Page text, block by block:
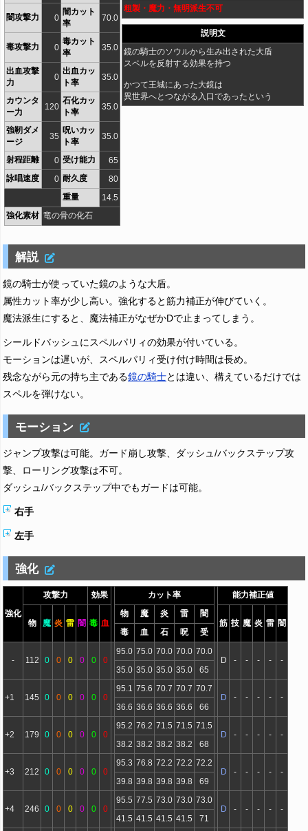
闇攻撃力 0
闇カット
率
70.0
毒攻撃力 0
毒カット
率
35.0
出血攻撃
力
0
出血カッ
ト率
35.0
カウンタ
ー力
120
石化カッ
ト率
35.0
強靭ダメ
ージ
35
呪いカッ
ト率
35.0
射程距離 0 受け能力
65
詠唱速度
0 耐久度
80
重量
14.5
強化素材 竜の骨の化石
粗製・魔力・無明派生不可
説明文
鏡の騎士のソウルから生み出された大盾
スペルを反射する効果を持つ
かつて王城にあった大鏡は
異世界へとつながる入口であったという
解説
鏡の騎士が使っていた鏡のような大盾。
属性カット率が少し高い。強化すると筋力補正が伸びていく。
魔法派生にすると、魔法補正がなぜかDで止まってしまう。
シールドバッシュにスペルパリィの効果が付いている。
モーションは遅いが、スペルパリィ受け付け時間は長め。
残念ながら元の持ち主である鏡の騎士とは違い、構えているだけでは
スペルを弾けない。
モーション
ジャンプ攻撃は可能。ガード崩し攻撃、ダッシュ/バックステップ攻
撃、ローリング攻撃は不可。
ダッシュ/バックステップ中でもガードは可能。
右手
左手
強化
強化
攻撃力 効果 カット率 能力補正値
物 魔 炎 雷 闇 毒 血
物 魔 炎 雷
闇
筋 技 魔 炎 雷 闇
毒
血 石 呪 受
- 112 0 0 0 0 0 0
95.0 75.0 70.0 70.0 70.0
D
- - - -
-
35.0 35.0 35.0 35.0 65
+1 145 0 0 0 0 0 0
95.1 75.6 70.7 70.7 70.7
D
- - - -
-
36.6 36.6 36.6 36.6 66
+2 179 0 0 0 0 0 0
95.2 76.2 71.5 71.5 71.5
D
- - - -
-
38.2 38.2 38.2 38.2 68
+3 212 0 0 0 0 0 0
95.3 76.8 72.2 72.2 72.2
D
- - - -
-
39.8 39.8 39.8 39.8 69
+4 246 0 0 0 0 0 0
95.5 77.5 73.0 73.0 73.0
D
- - - -
-
41.5 41.5 41.5 41.5 71